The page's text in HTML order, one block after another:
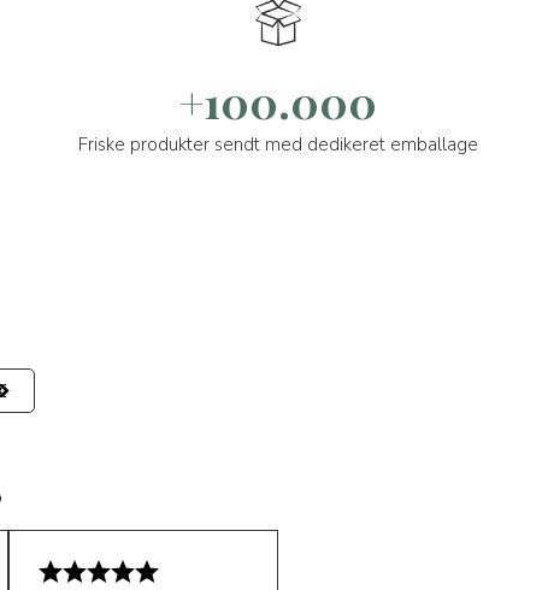
+100.000
Friske produkter sendt med dedikeret emballage